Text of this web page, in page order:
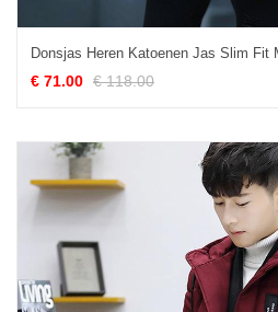
€ 71.00 € 118.00